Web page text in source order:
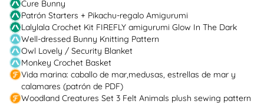
Cure Bunny
Patrón Starters + Pikachu-regalo Amigurumi
Lalylala Crochet Kit FIREFLY amigurumi Glow In The Dark
Well-dressed Bunny Knitting Pattern
Owl Lovely / Security Blanket
Monkey Crochet Basket
Vida marina: caballo de mar,medusas, estrellas de mar y
calamares (patrón de PDF)
Woodland Creatures Set 3 Felt Animals plush sewing pattern